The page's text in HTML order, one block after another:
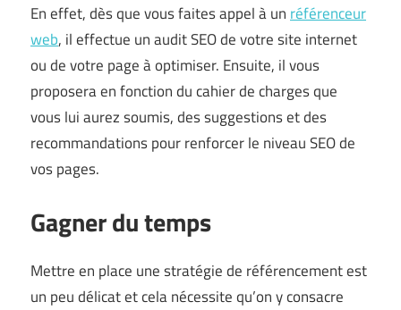
En effet, dès que vous faites appel à un référenceur
web, il effectue un audit SEO de votre site internet
ou de votre page à optimiser. Ensuite, il vous
proposera en fonction du cahier de charges que
vous lui aurez soumis, des suggestions et des
recommandations pour renforcer le niveau SEO de
vos pages.
Gagner du temps
Mettre en place une stratégie de référencement est
un peu délicat et cela nécessite qu’on y consacre